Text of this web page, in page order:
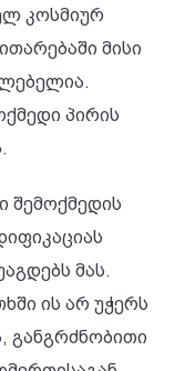
კოსმიურ
მისი
პირის
მას.
ის არ უჭერს
განგრძნობითი